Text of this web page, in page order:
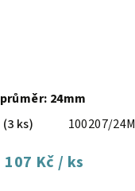
průměr: 24mm
(3 ks) 100207/24M
107 Kč/ ks